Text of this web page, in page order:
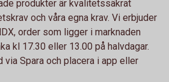
produkter är kvalitetssäkrat
och våra egna krav. Vi erbjuder
order som ligger i marknaden
kl 17.30 eller 13.00 på halvdagar.
via Spara och placera i app eller